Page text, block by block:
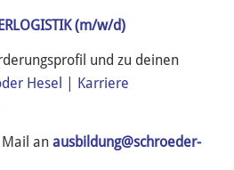
(m/w/d)
und zu deinen
Hesel | Karriere
an ausbildung@schroeder-